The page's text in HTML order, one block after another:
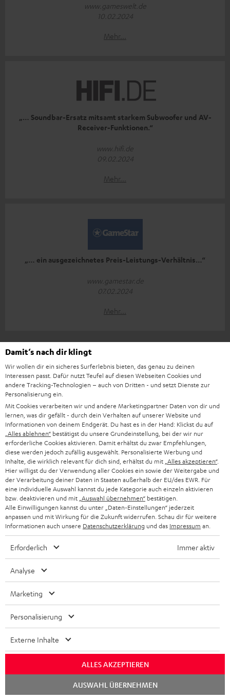
www.gameswelt.de
10.02.2024
Mehr...
„… Soundbar-Ersatz mitsamt starkem Subwoofer und AV-
Receiver-Funktionen.“
www.hifi.de
09.02.2024
Mehr...
„… ein ausgezeichnetes Preis-Leistungs-Verhältnis…“
www.gamestar.de
07.02.2024
Mehr...
Zubehör
Notwendiges Zubehör
Bitte prüfe, ob benötigte Verbindungskabel im
Lieferumfang enthalten sind.
High-Speed HDMI® Kabel
mit Ethernet
unterstützt aktuelle Standards
wie z.B. 4K 50/60p und 4K 3D
Weiteres Zubehör
Damit‘s nach dir klingt
Wir wollen dir ein sicheres Surferlebnis bieten, das genau zu deinen
Interessen passt. Dafür nutzt Teufel auf diesen Webseiten Cookies und
andere Tracking-Technologien – auch von Dritten - und setzt Dienste zur
Personalisierung ein.
Mit Cookies verarbeiten wir und andere Marketingpartner Daten von dir und
lernen, was dir gefällt - durch dein Verhalten auf unserer Website und
Informationen von deinem Endgerät. Du hast es in der Hand: Klickst du auf
„Alles ablehnen“ bestätigst du unsere Grundeinstellung, bei der wir nur
erforderliche Cookies aktivieren. Damit erhältst du zwar Empfehlungen,
diese werden jedoch zufällig ausgewählt. Personalisierte Werbung und
Inhalte, die wirklich relevant für dich sind, erhältst du mit „Alles akzeptieren“.
Hier willigst du der Verwendung aller Cookies ein sowie der Weitergabe und
der Verarbeitung deiner Daten in Staaten außerhalb der EU/des EWR. Für
eine individuelle Auswahl kannst du jede Kategorie auch einzeln aktivieren
bzw. deaktivieren und mit „Auswahl übernehmen“ bestätigen.
Alle Einwilligungen kannst du unter „Daten-Einstellungen“ jederzeit
anpassen und mit Wirkung für die Zukunft widerrufen. Schau dir für weitere
Informationen auch unsere Datenschutzerklärung und das Impressum an.
Erforderlich Immer aktiv
Analyse
Marketing
Personalisierung
Externe Inhalte
ALLES AKZEPTIEREN
AUSWAHL ÜBERNEHMEN